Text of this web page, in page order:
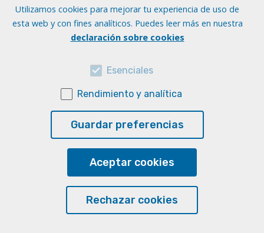
Acceder al recurso
Recursos para conocer la cultura
hispana
Tipo de recurso:
Soporte:Digital en linea
Lectura de textos cortos (con
preguntas), Escritura creativa, Con corrección
Utilizamos cookies para mejorar tu experiencia de uso de
esta web y con fines analíticos. Puedes leer más en nuestra
declaración sobre cookies
Esenciales
Rendimiento y analítica
Guardar preferencias
Aceptar cookies
Rechazar cookies